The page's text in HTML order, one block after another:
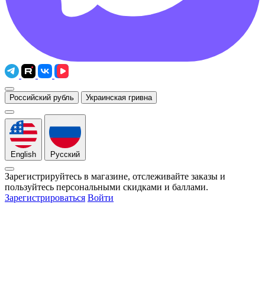
Российский рубль Украинская гривна
English Русский
Зарегистрируйтесь в магазине, отслеживайте заказы и
пользуйтесь персональными скидками и баллами.
Зарегистрироваться Войти